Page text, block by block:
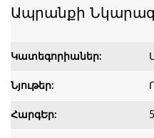
Ապրանքի
Կատեգորիաներ:
Նյութեր:
ՀարգԵր: